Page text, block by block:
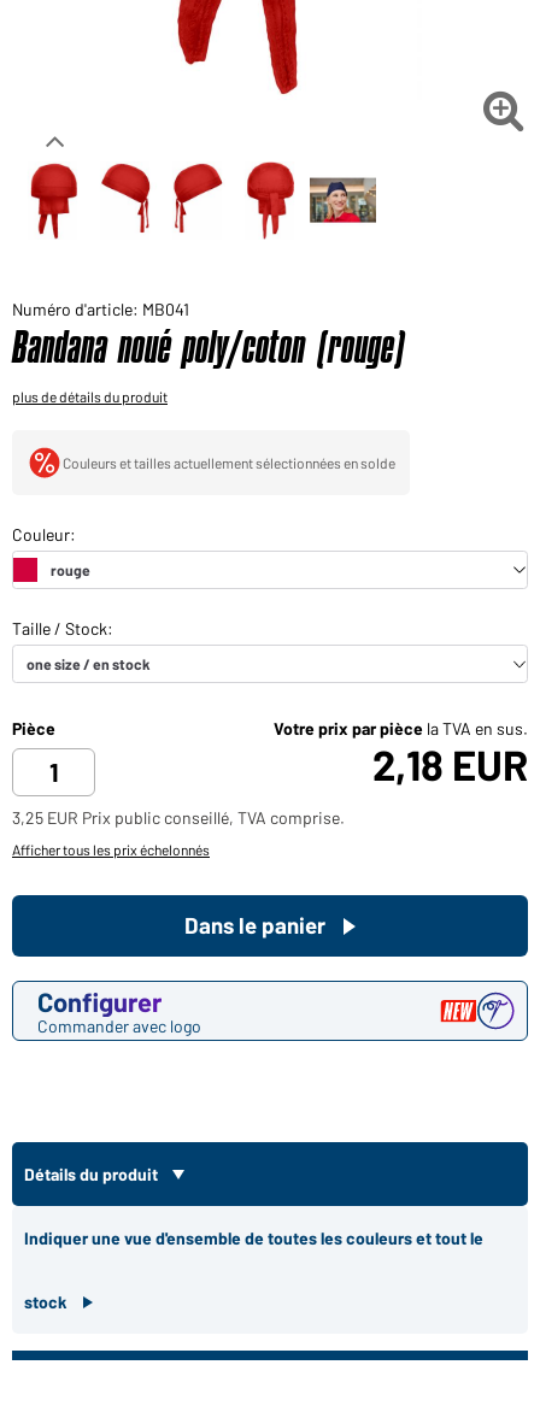
Voudriez-vous acheter des produits pour votre besoin
Chemin d'accès au shop des clients finaux 
Numéro d'article: MB041
Bandana noué poly/coton (rouge)
plus de détails du produit
Couleurs et tailles actuellement sélectionnées en solde
Pièce Votre prix par pièce la TVA en sus.
2,18 EUR
3,25 EUR Prix public conseillé, TVA comprise.
Afficher tous les prix échelonnés
Configurer
Commander avec logo
Dans le panier
Détails du produit
Indiquer une vue d'ensemble de toutes les couleurs et tout le
stock